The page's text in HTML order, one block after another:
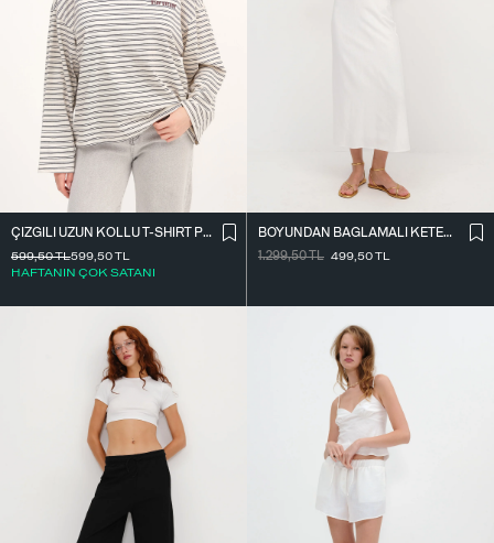
ÇIZGILI UZUN KOLLU T-SHIRT P10522
599,50TL
HAFTANIN ÇOK SATANI
599,50TL
BOYUNDAN BAĞLAMALI KETEN KARIŞIMLI ELBISE E17497
1.299,50TL 499,50TL